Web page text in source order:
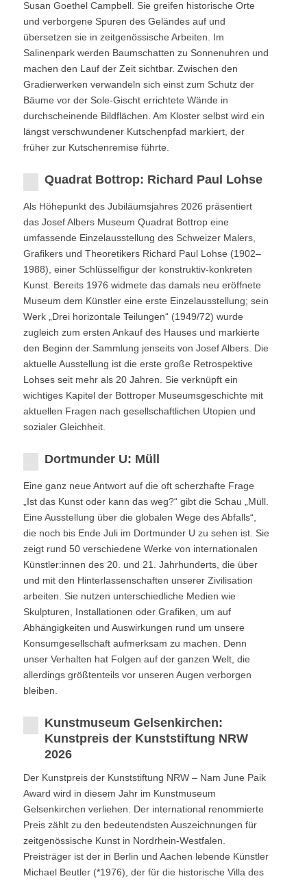
Susan Goethel Campbell. Sie greifen historische Orte
und verborgene Spuren des Geländes auf und
übersetzen sie in zeitgenössische Arbeiten. Im
Salinenpark werden Baumschatten zu Sonnenuhren und
machen den Lauf der Zeit sichtbar. Zwischen den
Gradierwerken verwandeln sich einst zum Schutz der
Bäume vor der Sole-Gischt errichtete Wände in
durchscheinende Bildflächen. Am Kloster selbst wird ein
längst verschwundener Kutschenpfad markiert, der
früher zur Kutschenremise führte.
Quadrat Bottrop: Richard Paul Lohse
Als Höhepunkt des Jubiläumsjahres 2026 präsentiert
das Josef Albers Museum Quadrat Bottrop eine
umfassende Einzelausstellung des Schweizer Malers,
Grafikers und Theoretikers Richard Paul Lohse (1902–
1988), einer Schlüsselfigur der konstruktiv-konkreten
Kunst. Bereits 1976 widmete das damals neu eröffnete
Museum dem Künstler eine erste Einzelausstellung; sein
Werk „Drei horizontale Teilungen“ (1949/72) wurde
zugleich zum ersten Ankauf des Hauses und markierte
den Beginn der Sammlung jenseits von Josef Albers. Die
aktuelle Ausstellung ist die erste große Retrospektive
Lohses seit mehr als 20 Jahren. Sie verknüpft ein
wichtiges Kapitel der Bottroper Museumsgeschichte mit
aktuellen Fragen nach gesellschaftlichen Utopien und
sozialer Gleichheit.
Dortmunder U: Müll
Eine ganz neue Antwort auf die oft scherzhafte Frage
„Ist das Kunst oder kann das weg?“ gibt die Schau „Müll.
Eine Ausstellung über die globalen Wege des Abfalls“,
die noch bis Ende Juli im Dortmunder U zu sehen ist. Sie
zeigt rund 50 verschiedene Werke von internationalen
Künstler:innen des 20. und 21. Jahrhunderts, die über
und mit den Hinterlassenschaften unserer Zivilisation
arbeiten. Sie nutzen unterschiedliche Medien wie
Skulpturen, Installationen oder Grafiken, um auf
Abhängigkeiten und Auswirkungen rund um unsere
Konsumgesellschaft aufmerksam zu machen. Denn
unser Verhalten hat Folgen auf der ganzen Welt, die
allerdings größtenteils vor unseren Augen verborgen
bleiben.
Kunstmuseum Gelsenkirchen:
Kunstpreis der Kunststiftung NRW
2026
Der Kunstpreis der Kunststiftung NRW – Nam June Paik
Award wird in diesem Jahr im Kunstmuseum
Gelsenkirchen verliehen. Der international renommierte
Preis zählt zu den bedeutendsten Auszeichnungen für
zeitgenössische Kunst in Nordrhein-Westfalen.
Preisträger ist der in Berlin und Aachen lebende Künstler
Michael Beutler (*1976), der für die historische Villa des